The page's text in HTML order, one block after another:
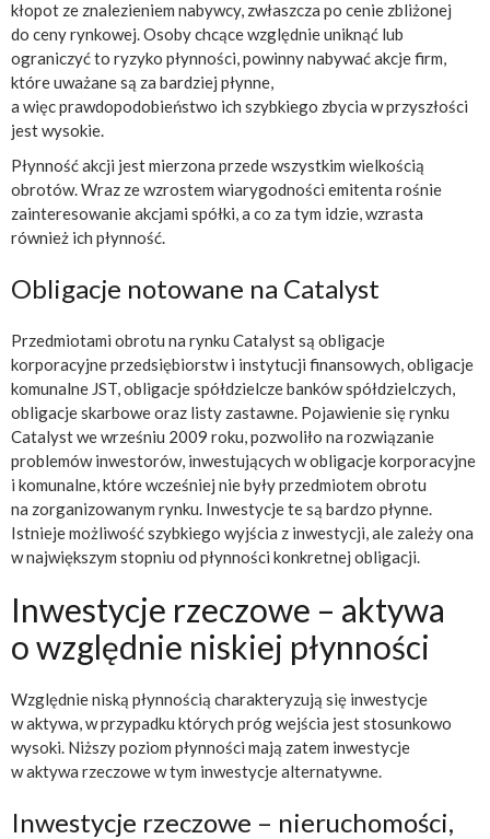
kłopot ze znalezieniem nabywcy, zwłaszcza po cenie zbliżonej
do ceny rynkowej. Osoby chcące względnie uniknąć lub
ograniczyć to ryzyko płynności, powinny nabywać akcje firm,
które uważane są za bardziej płynne,
a więc prawdopodobieństwo ich szybkiego zbycia w przyszłości
jest wysokie.
Płynność akcji jest mierzona przede wszystkim wielkością
obrotów. Wraz ze wzrostem wiarygodności emitenta rośnie
zainteresowanie akcjami spółki, a co za tym idzie, wzrasta
również ich płynność.
Obligacje notowane na Catalyst
Przedmiotami obrotu na rynku Catalyst są obligacje
korporacyjne przedsiębiorstw i instytucji finansowych, obligacje
komunalne JST, obligacje spółdzielcze banków spółdzielczych,
obligacje skarbowe oraz listy zastawne. Pojawienie się rynku
Catalyst we wrześniu 2009 roku, pozwoliło na rozwiązanie
problemów inwestorów, inwestujących w obligacje korporacyjne
i komunalne, które wcześniej nie były przedmiotem obrotu
na zorganizowanym rynku. Inwestycje te są bardzo płynne.
Istnieje możliwość szybkiego wyjścia z inwestycji, ale zależy ona
w największym stopniu od płynności konkretnej obligacji.
Inwestycje rzeczowe – aktywa
o względnie niskiej płynności
Względnie niską płynnością charakteryzują się inwestycje
w aktywa, w przypadku których próg wejścia jest stosunkowo
wysoki. Niższy poziom płynności mają zatem inwestycje
w aktywa rzeczowe w tym inwestycje alternatywne.
Inwestycje rzeczowe – nieruchomości,